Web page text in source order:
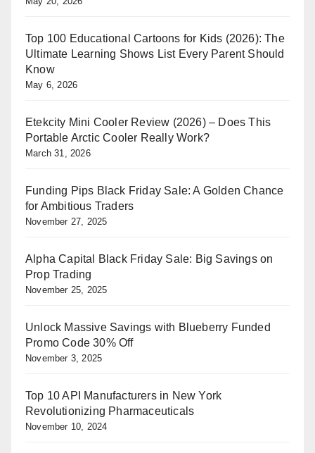
Top 100 Educational Cartoons for Kids (2026): The
Ultimate Learning Shows List Every Parent Should
Know
May 6, 2026
Etekcity Mini Cooler Review (2026) – Does This
Portable Arctic Cooler Really Work?
March 31, 2026
Funding Pips Black Friday Sale: A Golden Chance
for Ambitious Traders
November 27, 2025
Alpha Capital Black Friday Sale: Big Savings on
Prop Trading
November 25, 2025
Unlock Massive Savings with Blueberry Funded
Promo Code 30% Off
November 3, 2025
Top 10 API Manufacturers in New York
Revolutionizing Pharmaceuticals
November 10, 2024